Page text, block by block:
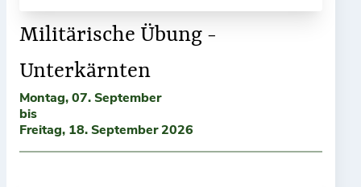
Militärische Übung -
Unterkärnten
Montag, 07. September
bis
Freitag, 18. September 2026